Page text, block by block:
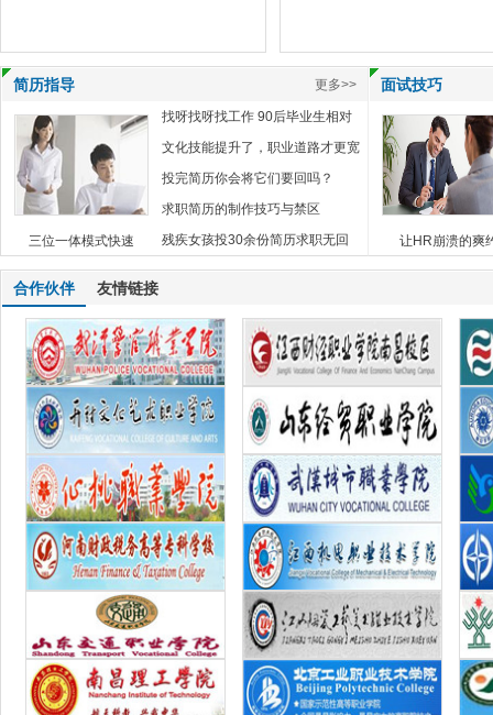
更多>>
简历指导
三位一体模式快速
找呀找呀找工作 90后毕业生相对
缺乏主动？
文化技能提升了，职业道路才更宽
投完简历你会将它们要回吗？
求职简历的制作技巧与禁区
残疾女孩投30余份简历求职无回
应 发微博求助
面试技巧
让HR崩溃的爽
合作伙伴 友情链接